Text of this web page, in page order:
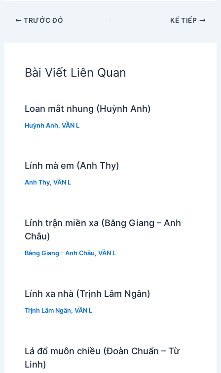
TRƯỚC ĐÓ KẾ TIẾP
Bài Viết Liên Quan
Loan mắt nhung (Huỳnh Anh)
Huỳnh Anh, VẦN L
Lính mà em (Anh Thy)
Anh Thy, VẦN L
Lính trận miền xa (Bằng Giang – Anh
Châu)
Bằng Giang - Anh Châu, VẦN L
Lính xa nhà (Trịnh Lâm Ngân)
Trịnh Lâm Ngân, VẦN L
Lá đổ muôn chiều (Đoàn Chuẩn – Từ
Linh)